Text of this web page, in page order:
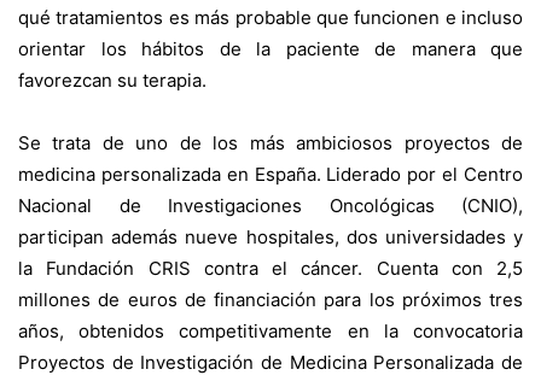
qué tratamientos es más probable que funcionen e incluso
orientar los hábitos de la paciente de manera que
favorezcan su terapia.
Se trata de uno de los más ambiciosos proyectos de
medicina personalizada en España. Liderado por el Centro
Nacional de Investigaciones Oncológicas (CNIO),
participan además nueve hospitales, dos universidades y
la Fundación CRIS contra el cáncer. Cuenta con 2,5
millones de euros de financiación para los próximos tres
años, obtenidos competitivamente en la convocatoria
Proyectos de Investigación de Medicina Personalizada de